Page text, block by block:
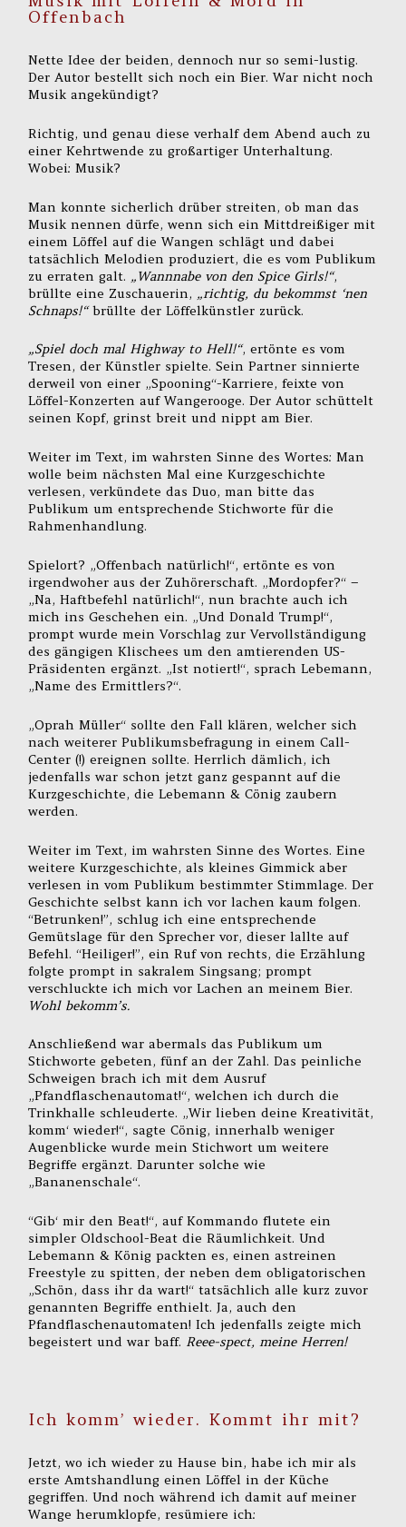
Offenbach
Nette Idee der beiden, dennoch nur so semi-lustig.
Der Autor bestellt sich noch ein Bier. War nicht noch
Musik angekündigt?
Richtig, und genau diese verhalf dem Abend auch zu
einer Kehrtwende zu großartiger Unterhaltung.
Wobei: Musik?
Man konnte sicherlich drüber streiten, ob man das
Musik nennen dürfe, wenn sich ein Mittdreißiger mit
einem Löffel auf die Wangen schlägt und dabei
tatsächlich Melodien produziert, die es vom Publikum
zu erraten galt. „Wannnabe von den Spice Girls!“,
brüllte eine Zuschauerin, „richtig, du bekommst ‘nen
Schnaps!“brüllte der Löffelkünstler zurück.
„Spiel doch mal Highway to Hell!“, ertönte es vom
Tresen, der Künstler spielte. Sein Partner sinnierte
derweil von einer „Spooning“-Karriere, feixte von
Löffel-Konzerten auf Wangerooge. Der Autor schüttelt
seinen Kopf, grinst breit und nippt am Bier.
Weiter im Text, im wahrsten Sinne des Wortes: Man
wolle beim nächsten Mal eine Kurzgeschichte
verlesen, verkündete das Duo, man bitte das
Publikum um entsprechende Stichworte für die
Rahmenhandlung.
Spielort? „Offenbach natürlich!“, ertönte es von
irgendwoher aus der Zuhörerschaft. „Mordopfer?“ –
„Na, Haftbefehl natürlich!“, nun brachte auch ich
mich ins Geschehen ein. „Und Donald Trump!“,
prompt wurde mein Vorschlag zur Vervollständigung
des gängigen Klischees um den amtierenden US-
Präsidenten ergänzt. „Ist notiert!“, sprach Lebemann,
„Name des Ermittlers?“.
„Oprah Müller“ sollte den Fall klären, welcher sich
nach weiterer Publikumsbefragung in einem Call-
Center (!) ereignen sollte. Herrlich dämlich, ich
jedenfalls war schon jetzt ganz gespannt auf die
Kurzgeschichte, die Lebemann & Cönig zaubern
werden.
Weiter im Text, im wahrsten Sinne des Wortes. Eine
weitere Kurzgeschichte, als kleines Gimmick aber
verlesen in vom Publikum bestimmter Stimmlage. Der
Geschichte selbst kann ich vor lachen kaum folgen.
“Betrunken!”, schlug ich eine entsprechende
Gemütslage für den Sprecher vor, dieser lallte auf
Befehl. “Heiliger!”, ein Ruf von rechts, die Erzählung
folgte prompt in sakralem Singsang; prompt
verschluckte ich mich vor Lachen an meinem Bier.
Wohl bekomm’s.
Anschließend war abermals das Publikum um
Stichworte gebeten, fünf an der Zahl. Das peinliche
Schweigen brach ich mit dem Ausruf
„Pfandflaschenautomat!“, welchen ich durch die
Trinkhalle schleuderte. „Wir lieben deine Kreativität,
komm‘ wieder!“, sagte Cönig, innerhalb weniger
Augenblicke wurde mein Stichwort um weitere
Begriffe ergänzt. Darunter solche wie
„Bananenschale“.
“Gib‘ mir den Beat!“, auf Kommando flutete ein
simpler Oldschool-Beat die Räumlichkeit. Und
Lebemann & König packten es, einen astreinen
Freestyle zu spitten, der neben dem obligatorischen
„Schön, dass ihr da wart!“ tatsächlich alle kurz zuvor
genannten Begriffe enthielt. Ja, auch den
Pfandflaschenautomaten! Ich jedenfalls zeigte mich
begeistert und war baff. Reee-spect, meine Herren!
Ich komm’ wieder. Kommt ihr mit?
Jetzt, wo ich wieder zu Hause bin, habe ich mir als
erste Amtshandlung einen Löffel in der Küche
gegriffen. Und noch während ich damit auf meiner
Wange herumklopfe, resümiere ich: